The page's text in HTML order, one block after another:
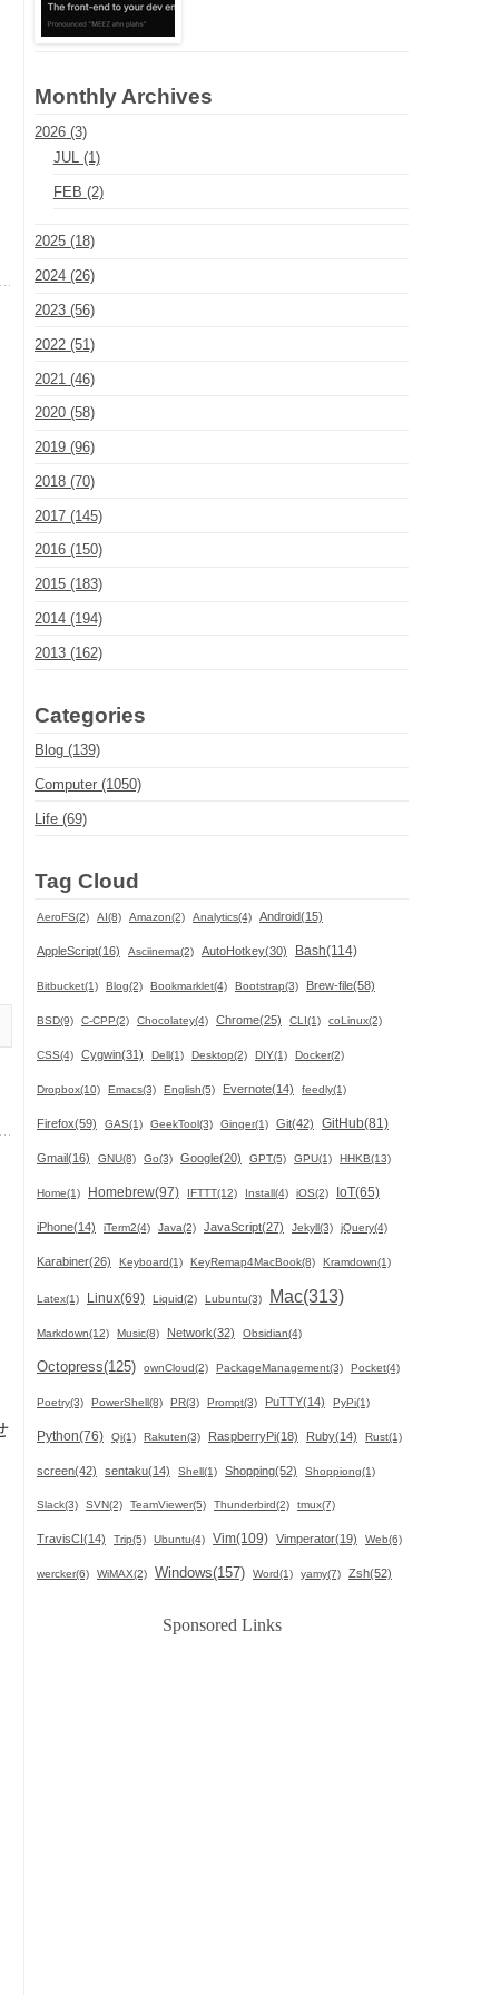
Monthly Archives
2026 (3)
JUL (1)
FEB (2)
2025 (18)
2024 (26)
2023 (56)
2022 (51)
2021 (46)
2020 (58)
2019 (96)
2018 (70)
2017 (145)
2016 (150)
2015 (183)
2014 (194)
2013 (162)
Categories
Blog (139)
Computer (1050)
Life (69)
Tag Cloud
AeroFS(2) AI(8) Amazon(2) Analytics(4) Android(15)
AppleScript(16) Asciinema(2) AutoHotkey(30) Bash(114)
Bitbucket(1) Blog(2) Bookmarklet(4) Bootstrap(3) Brew-file(58)
BSD(9) C-CPP(2) Chocolatey(4) Chrome(25) CLI(1) coLinux(2)
CSS(4) Cygwin(31) Dell(1) Desktop(2) DIY(1) Docker(2)
Dropbox(10) Emacs(3) English(5) Evernote(14) feedly(1)
Firefox(59) GAS(1) GeekTool(3) Ginger(1) Git(42) GitHub(81)
Gmail(16) GNU(8) Go(3) Google(20) GPT(5) GPU(1) HHKB(13)
Home(1) Homebrew(97) IFTTT(12) Install(4) iOS(2) IoT(65)
iPhone(14) iTerm2(4) Java(2) JavaScript(27) Jekyll(3) jQuery(4)
Karabiner(26) Keyboard(1) KeyRemap4MacBook(8) Kramdown(1)
Latex(1) Linux(69) Liquid(2) Lubuntu(3) Mac(313)
Markdown(12) Music(8) Network(32) Obsidian(4)
Octopress(125) ownCloud(2) PackageManagement(3) Pocket(4)
Poetry(3) PowerShell(8) PR(3) Prompt(3) PuTTY(14) PyPi(1)
Python(76) Qi(1) Rakuten(3) RaspberryPi(18) Ruby(14) Rust(1)
screen(42) sentaku(14) Shell(1) Shopping(52) Shoppiong(1)
Slack(3) SVN(2) TeamViewer(5) Thunderbird(2) tmux(7)
TravisCI(14) Trip(5) Ubuntu(4) Vim(109) Vimperator(19) Web(6)
wercker(6) WiMAX(2) Windows(157) Word(1) yamy(7) Zsh(52)
Sponsored Links